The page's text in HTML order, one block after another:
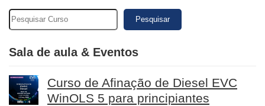
Pesquisar
Sala de aula & Eventos
Curso de Afinação de Diesel EVC
WinOLS 5 para principiantes